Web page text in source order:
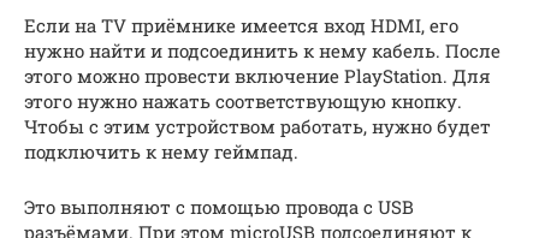
Если на TV приёмнике имеется вход HDMI, его
нужно найти и подсоединить к нему кабель. После
этого можно провести включение PlayStation. Для
этого нужно нажать соответствующую кнопку.
Чтобы с этим устройством работать, нужно будет
подключить к нему геймпад.
Это выполняют с помощью провода с USB
разъёмами. При этом microUSB подсоединяют к